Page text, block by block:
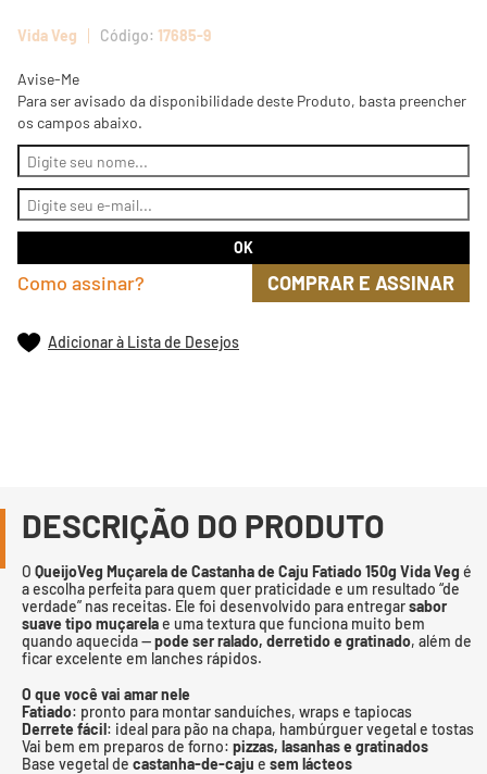
Vida Veg 17685-9
Avise-Me
Para ser avisado da disponibilidade deste Produto, basta preencher
os campos abaixo.
Como assinar? COMPRAR E ASSINAR
Adicionar à Lista de Desejos
DESCRIÇÃO DO PRODUTO
O QueijoVeg Muçarela de Castanha de Caju Fatiado 150g Vida Veg é
a escolha perfeita para quem quer praticidade e um resultado “de
verdade” nas receitas. Ele foi desenvolvido para entregarsabor
suave tipo muçarelae uma textura que funciona muito bem
quando aquecida —pode ser ralado, derretido e gratinado, além de
ficar excelente em lanches rápidos.
O que você vai amar nele
Fatiado: pronto para montar sanduíches, wraps e tapiocas
Derrete fácil: ideal para pão na chapa, hambúrguer vegetal e tostas
Vai bem em preparos de forno: pizzas, lasanhas e gratinados
Base vegetal de castanha-de-caju e sem lácteos